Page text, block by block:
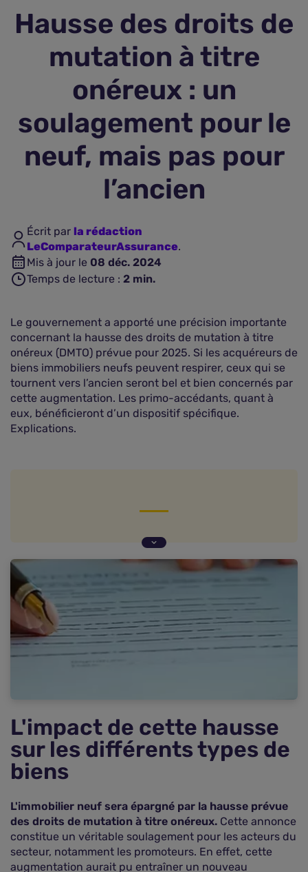
Assurance vie
Plus d'assurances
Hausse des droits de
mutation à titre
onéreux : un
soulagement pour le
neuf, mais pas pour
l’ancien
Écrit par la rédaction
LeComparateurAssurance.
Mis à jour le 08 déc. 2024
Temps de lecture : 2 min.
Le gouvernement a apporté une précision importante
concernant la hausse des droits de mutation à titre
onéreux (DMTO) prévue pour 2025. Si les acquéreurs de
biens immobiliers neufs peuvent respirer, ceux qui se
tournent vers l’ancien seront bel et bien concernés par
cette augmentation. Les primo-accédants, quant à
eux, bénéficieront d’un dispositif spécifique.
Explications.
Les enjeux pour les primo-accédants
L'impact de cette hausse
sur les différents types de
biens
L'immobilier neuf sera épargné par la hausse prévue
des droits de mutation à titre onéreux. Cette annonce
constitue un véritable soulagement pour les acteurs du
secteur, notamment les promoteurs. En effet, cette
augmentation aurait pu entraîner un nouveau